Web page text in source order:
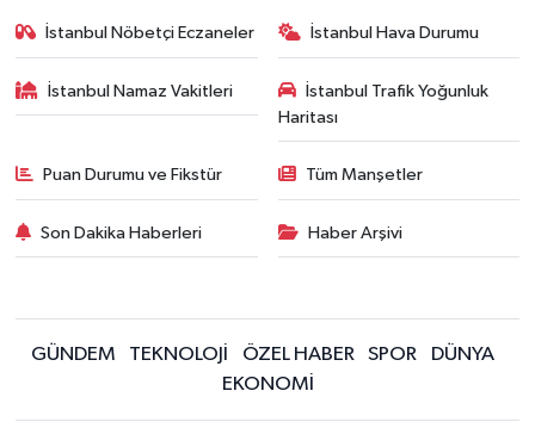
İstanbul Nöbetçi Eczaneler İstanbul Hava Durumu
İstanbul Namaz Vakitleri
İstanbul Trafik Yoğunluk
Haritası
Puan Durumu ve Fikstür Tüm Manşetler
Son Dakika Haberleri Haber Arşivi
GÜNDEM TEKNOLOJİ ÖZEL HABER SPOR
DÜNYA
EKONOMİ